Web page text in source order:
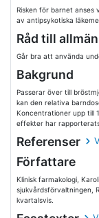
Risken för barnet anses
av antipsykotiska
Råd till
Går bra att använda
Bakgrund
Passerar över till
kan den relativa
Koncentrationer upp till
effekter har
Referenser
Författare
Klinisk farmakologi,
sjukvårdsförvaltningen,
kvartalsvis.